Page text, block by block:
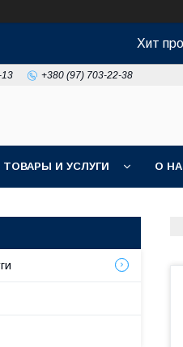
Хит
13 +380 (97) 703-22-38
ТОВАРЫ И УСЛУГИ О